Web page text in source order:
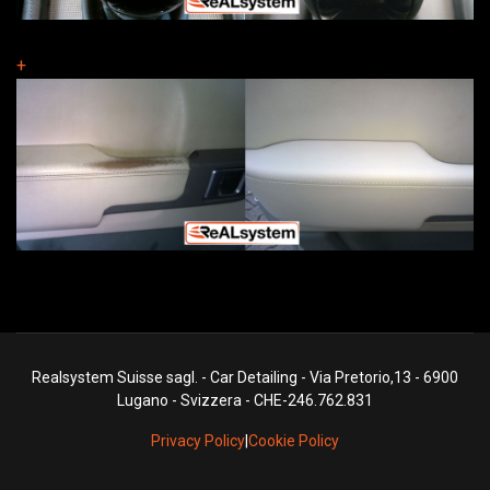
+
Realsystem Suisse sagl. - Car Detailing - Via Pretorio,13 - 6900
Lugano - Svizzera - CHE-246.762.831
Privacy PolicyCookie Policy